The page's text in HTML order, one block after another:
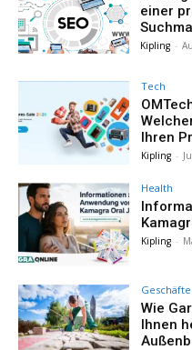
einer
Kipling -
Tech
Ihren
Kipling -
Health
Kipling -
Geschäfte
Wie
Ihnen